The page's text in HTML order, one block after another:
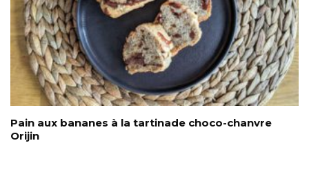
Pain aux bananes à la tartinade choco-chanvre
Orijin